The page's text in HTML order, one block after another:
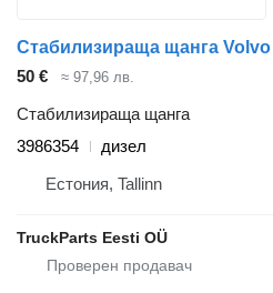
50 € ≈ 97,96 лв.
Стабилизираща щанга
3986354
дизел
Естония, Tallinn
TruckParts Eesti OÜ